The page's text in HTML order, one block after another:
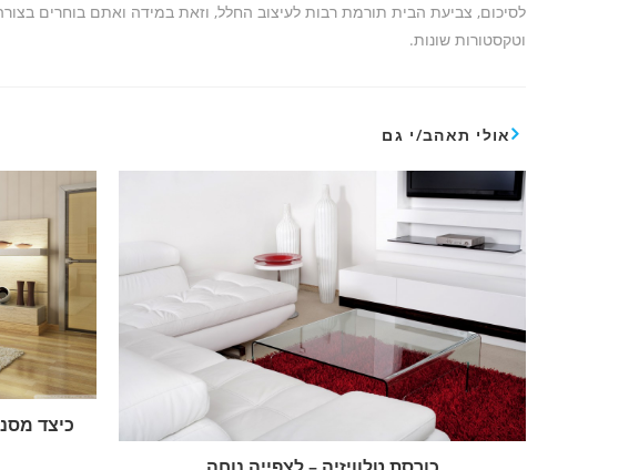
לסיכום, צביעת הבית תורמת רבות לעיצוב החלל, וזאת במידה ואתם בוחרים
וטקסטורות שונות.
אולי תאהב/י גם
כיצד